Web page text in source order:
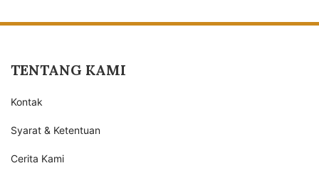
TENTANG KAMI
Kontak
Syarat & Ketentuan
Cerita Kami